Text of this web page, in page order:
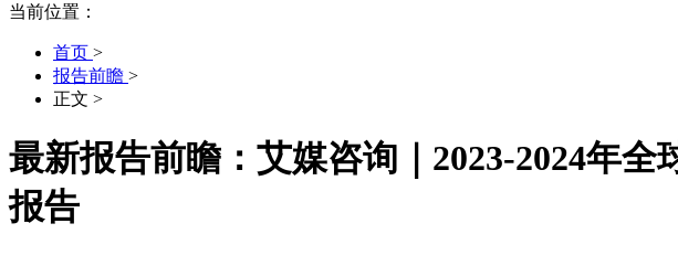
当前位置：
首页 >
报告前瞻 >
正文 >
最新报告前瞻：艾媒咨询｜2023-2024年
报告